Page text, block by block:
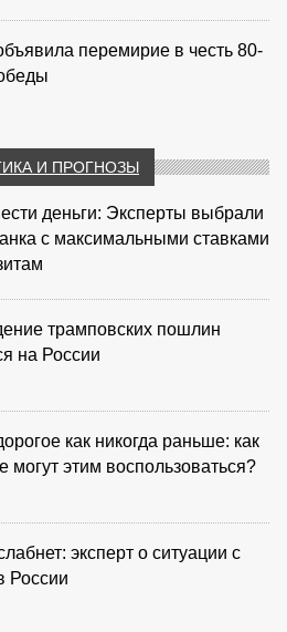
перемирие в честь 80-
И ПРОГНОЗЫ
деньги: Эксперты выбрали
с максимальными ставками
трамповских пошлин
на России
как никогда раньше: как
могут этим воспользоваться?
эксперт о ситуации с
России